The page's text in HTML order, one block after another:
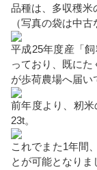
品種は、多収穫米
（写真の袋は中
平成25年度産「
っており、既にた
が歩荷農場へ届い
前年度より、籾
23t。
これでまた1年間
とが可能となりま